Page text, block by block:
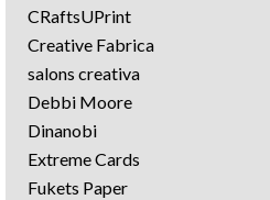
CRaftsUPrint
Creative Fabrica
salons creativa
Debbi Moore
Dinanobi
Extreme Cards
Fukets Paper